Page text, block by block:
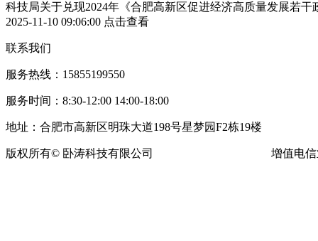
科技局关于兑现2024年《合肥高新区促进经济高质量发展若
2025-11-10 09:06:00 点击查看
联系我们
服务热线：15855199550
服务时间：8:30-12:00 14:00-18:00
地址：合肥市高新区明珠大道198号星梦园F2栋19楼
版权所有© 卧涛科技有限公司 增值电